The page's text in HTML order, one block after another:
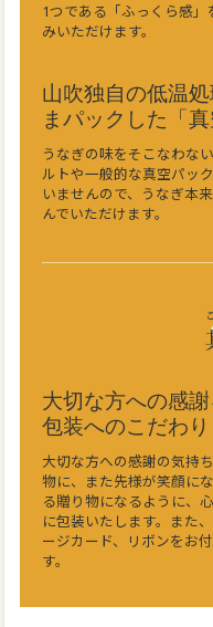
1つである「ふっくら感」
みいただけます。
山吹独自の低温
まパックした「
うなぎの味をそこなわな
ルトや一般的な真空パッ
いませんので、うなぎ本
んでいただけます。
大切な方への感
包装へのこだわり
大切な方への感謝の気持
物に、また先様が笑顔に
る贈り物になるように、
に包装いたします。また
ージカード、リボンをお
す。